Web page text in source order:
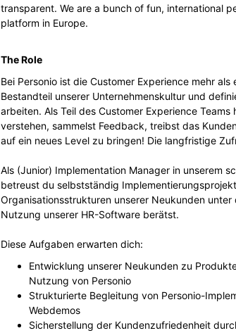
transparent. We are a bunch of fun, international
platform in Europe.
The Role
Bei Personio ist die Customer Experience mehr
Bestandteil unserer Unternehmenskultur und
arbeiten. Als Teil des Customer Experience
verstehen, sammelst Feedback, treibst das
auf ein neues Level zu bringen! Die langfristige
Als (Junior) Implementation Manager in unserem
betreust du selbstständig
Organisationsstrukturen unserer Neukunden
Nutzung unserer HR-Software berätst.
Diese Aufgaben erwarten dich:
Entwicklung unserer Neukunden zu
Nutzung von Personio
Strukturierte Begleitung von Personio-
Webdemos
Sicherstellung der Kundenzufriedenheit